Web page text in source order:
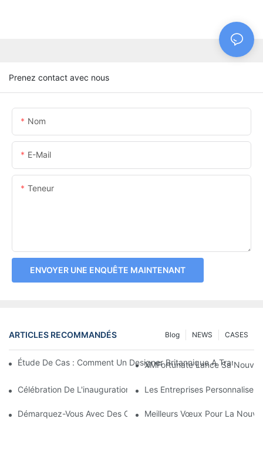
Prenez contact avec nous
Nom
E-Mail
Teneur
ENVOYER UNE ENQUÊTE MAINTENANT
ARTICLES RECOMMANDÉS CASES
NEWS
Blog
Étude De Cas : Comment Un Designer Britannique A
XMFortunate Lance Sa
Célébration De L'inauguration À L'occasion Du Nouvel An
Les Entreprises
Démarquez-Vous Avec Des Couvre-Chefs Personnalisés
Meilleurs Vœux Pour La